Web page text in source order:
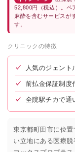
52,800円（税込）。ペ
麻酔を含むサービスが
す。
クリニックの特徴
✓ 人気のジェン
✓ 前払金保証制度
✓ 全院駅チカで通
東京都町田市に位
い立地にある医療